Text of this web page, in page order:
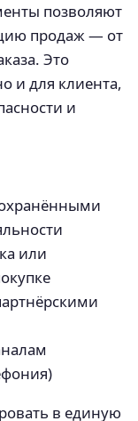
позволяют
продаж — от
Это
и для клиента,
и
или
в единую